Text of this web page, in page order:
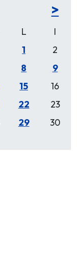
>
L
I
1
2
8
9
15
16
22
23
29
30